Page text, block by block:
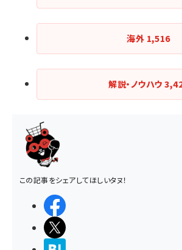
海外 1,516
解説・ノウハウ
この記事をシェアしてほしいタヌ！